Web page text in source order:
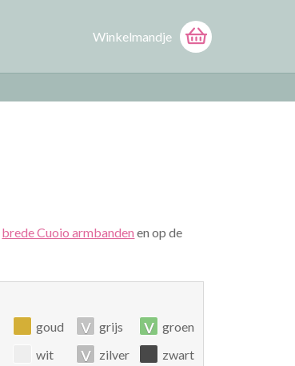
Winkelmandje
brede Cuoio armbanden en op de
goud v grijs v groen
wit v zilver zwart